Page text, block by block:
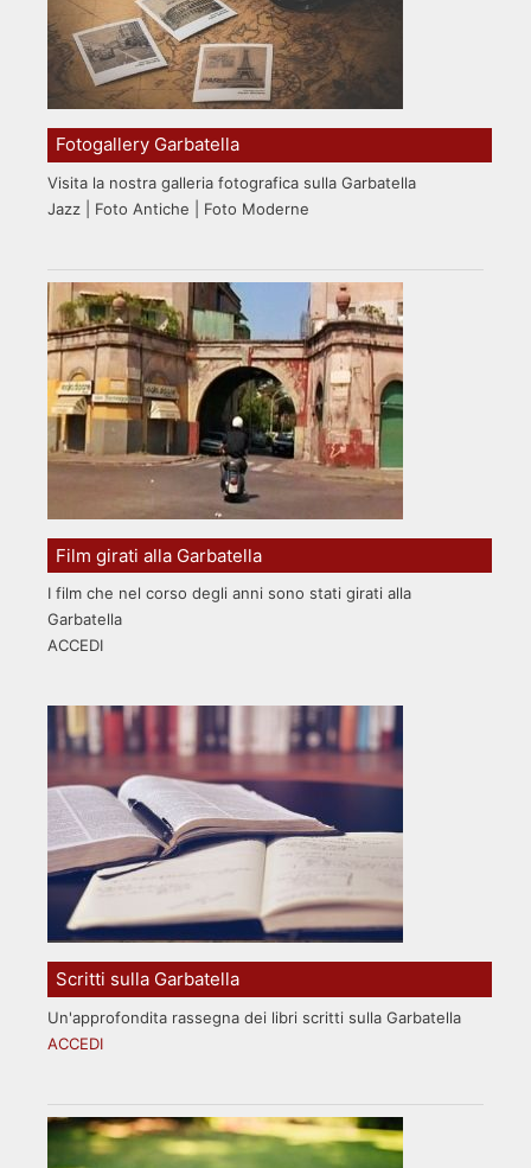
Fotogallery Garbatella
Visita la nostra galleria fotografica sulla Garbatella
Jazz | Foto Antiche | Foto Moderne
Film girati alla Garbatella
I film che nel corso degli anni sono stati girati alla
Garbatella
ACCEDI
Scritti sulla Garbatella
Un'approfondita rassegna dei libri scritti sulla Garbatella
ACCEDI